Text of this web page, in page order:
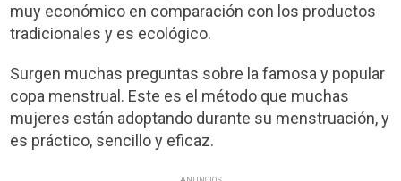
muy económico en comparación con los productos
tradicionales y es ecológico.
Surgen muchas preguntas sobre la famosa y popular
copa menstrual. Este es el método que muchas
mujeres están adoptando durante su menstruación, y
es práctico, sencillo y eficaz.